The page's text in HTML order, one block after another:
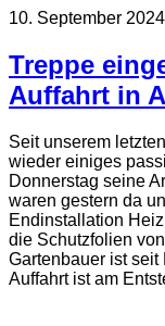
10. September 2024
Treppe
Auffahrt in
Seit unserem
wieder einiges
Donnerstag seine
waren gestern da
Endinstallation
die Schutzfolien
Gartenbauer ist
Auffahrt ist am